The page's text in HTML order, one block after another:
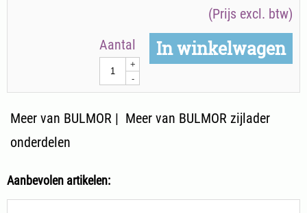
(Prijs excl. btw)
Aantal
+
-
In winkelwagen
Meer van BULMOR | Meer van BULMOR zijlader
onderdelen
Aanbevolen artikelen: